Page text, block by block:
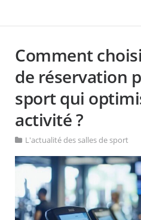
Comment
de réservation
sport qui
activité ?
L'actualité des salles de sport